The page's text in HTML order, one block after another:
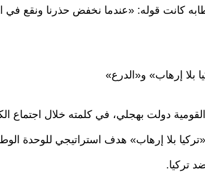
كانت قوله: «عندما نخفض حذرنا ونقع في
بلا إرهاب» و«الدرع»
دولت بهجلي، في كلمته خلال اجتماع
بلا إرهاب» هدف استراتيجي للوحدة
تركيا.